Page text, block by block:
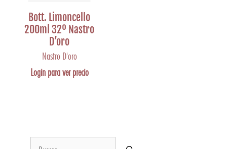
Bott. Limoncello
200ml 32º Nastro
D’oro
Nastro D'oro
Login para ver precio